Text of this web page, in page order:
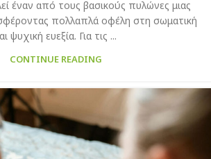
έναν από τους βασικούς πυλώνες μιας
πολλαπλά οφέλη στη σωματική
ψυχική ευεξία. Για τις ...
CONTINUE READING